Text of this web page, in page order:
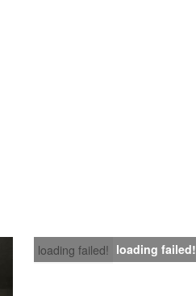
loading failed! loading failed!